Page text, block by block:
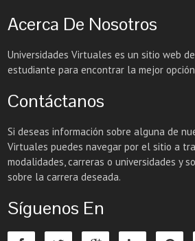
Acerca De Nosotros
Universidades Virtuales es un sitio web
estudiante para encontrar la mejor
Contáctanos
Si deseas información sobre alguna de
Virtuales puedes navegar por el sitio a
modalidades, carreras o universidades y
sobre la carrera deseada.
Síguenos En